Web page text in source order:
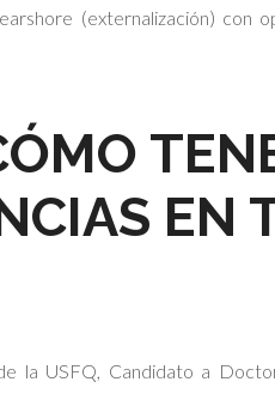
(externalización) con
EN
la USFQ, Candidato a